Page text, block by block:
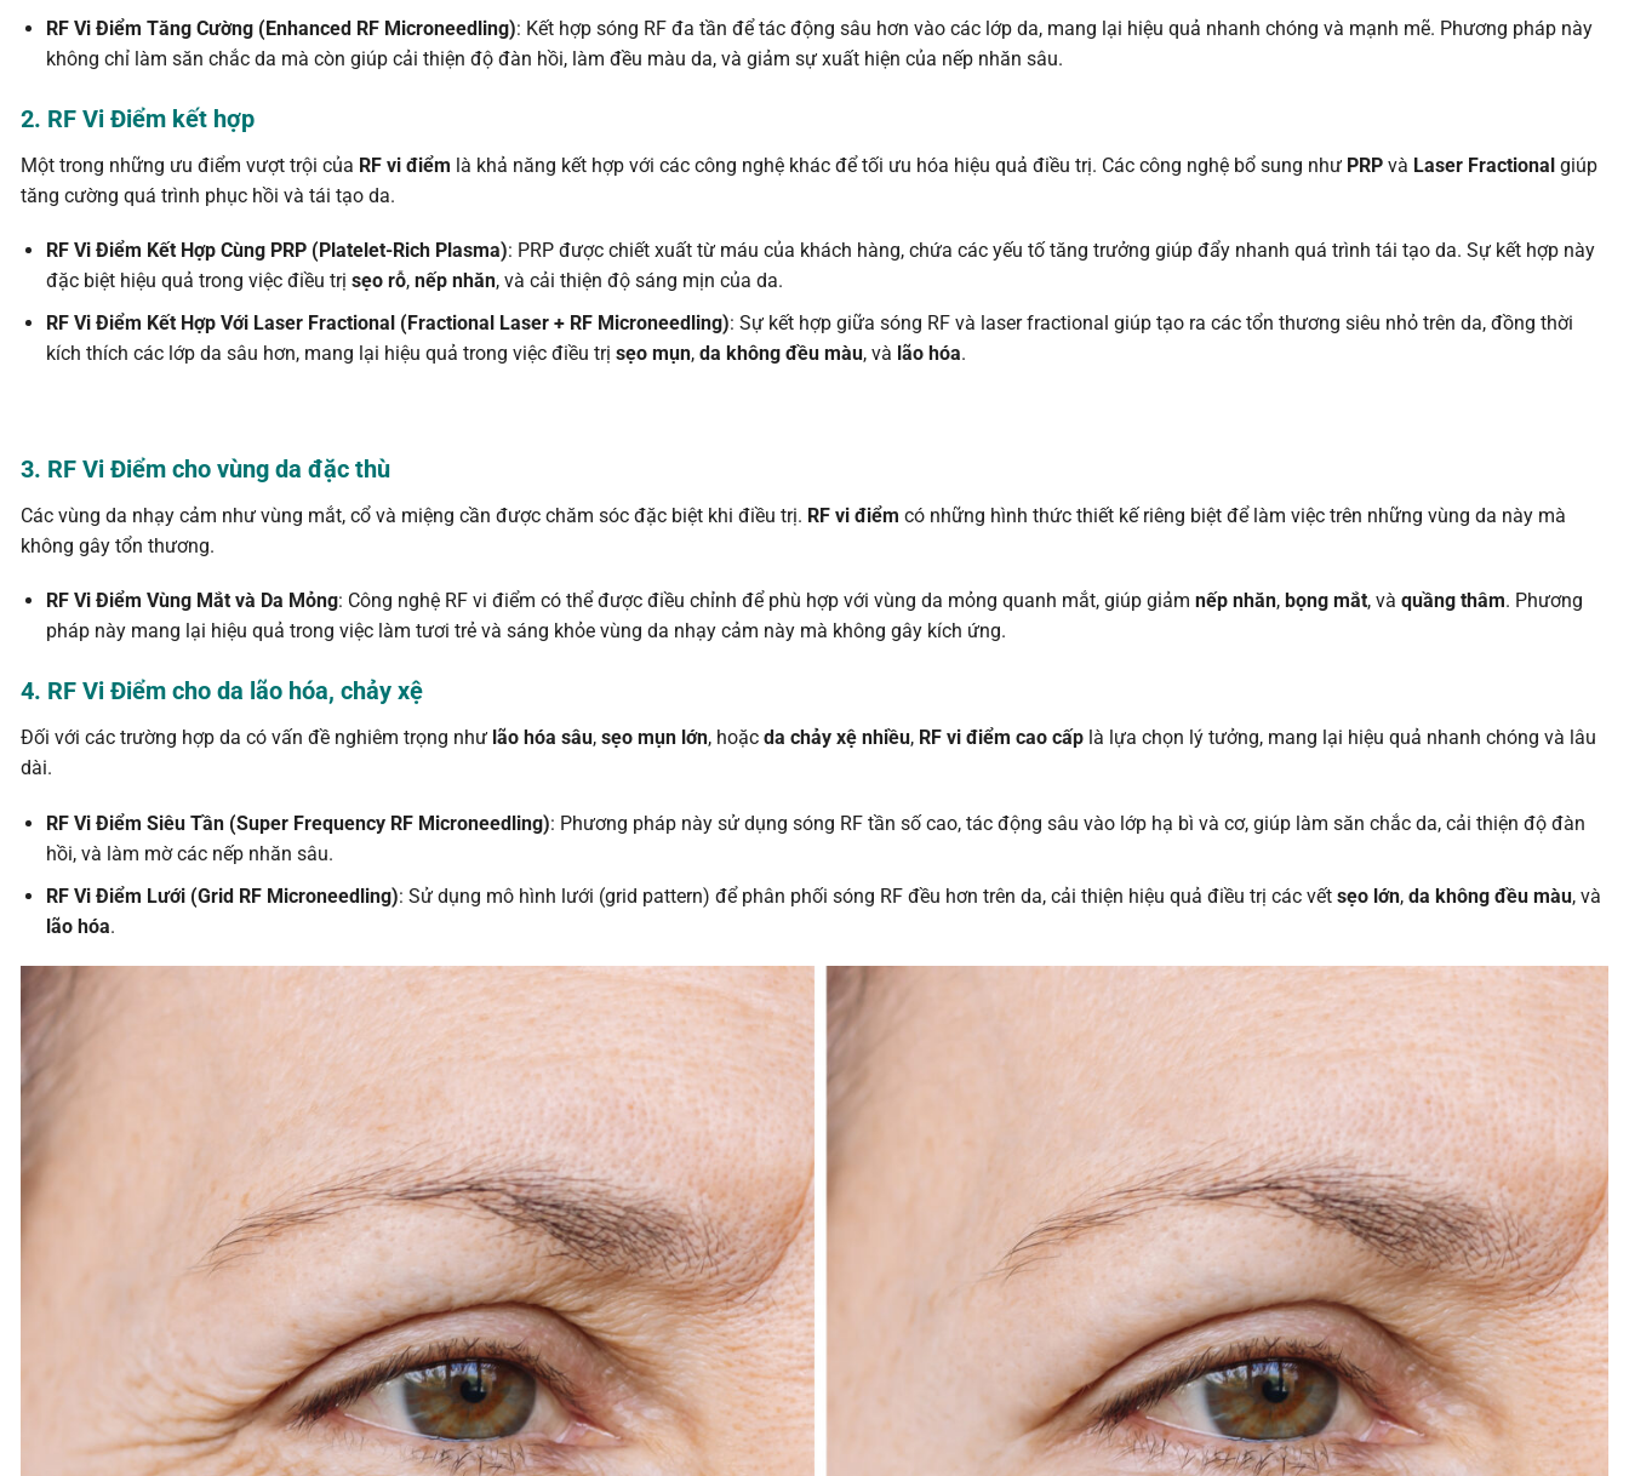
RF Vi Điểm Tăng Cường (Enhanced RF Microneedling): Kết hợp sóng RF đa tần để tác động sâu hơn vào các lớp da, mang lại hiệu quả nhanh chóng và mạnh mẽ. Phương pháp này
không chỉ làm săn chắc da mà còn giúp cải thiện độ đàn hồi, làm đều màu da, và giảm sự xuất hiện của nếp nhăn sâu.
2. RF Vi Điểm kết hợp
Một trong những ưu điểm vượt trội của RF vi điểm là khả năng kết hợp với các công nghệ khác để tối ưu hóa hiệu quả điều trị. Các công nghệ bổ sung như PRP và Laser Fractional giúp
tăng cường quá trình phục hồi và tái tạo da.
RF Vi Điểm Kết Hợp Cùng PRP (Platelet-Rich Plasma): PRP được chiết xuất từ máu của khách hàng, chứa các yếu tố tăng trưởng giúp đẩy nhanh quá trình tái tạo da. Sự kết hợp này
đặc biệt hiệu quả trong việc điều trị sẹo rỗ, nếp nhăn, và cải thiện độ sáng mịn của da.
RF Vi Điểm Kết Hợp Với Laser Fractional (Fractional Laser + RF Microneedling): Sự kết hợp giữa sóng RF và laser fractional giúp tạo ra các tổn thương siêu nhỏ trên da, đồng thời
kích thích các lớp da sâu hơn, mang lại hiệu quả trong việc điều trị sẹo mụn, da không đều màu, và lão hóa.
3. RF Vi Điểm cho vùng da đặc thù
Các vùng da nhạy cảm như vùng mắt, cổ và miệng cần được chăm sóc đặc biệt khi điều trị. RF vi điểm có những hình thức thiết kế riêng biệt để làm việc trên những vùng da này mà
không gây tổn thương.
RF Vi Điểm Vùng Mắt và Da Mỏng: Công nghệ RF vi điểm có thể được điều chỉnh để phù hợp với vùng da mỏng quanh mắt, giúp giảm nếp nhăn, bọng mắt, và quầng thâm. Phương
pháp này mang lại hiệu quả trong việc làm tươi trẻ và sáng khỏe vùng da nhạy cảm này mà không gây kích ứng.
4. RF Vi Điểm cho da lão hóa, chảy xệ
Đối với các trường hợp da có vấn đề nghiêm trọng như lão hóa sâu, sẹo mụn lớn, hoặc da chảy xệ nhiều, RF vi điểm cao cấp là lựa chọn lý tưởng, mang lại hiệu quả nhanh chóng và lâu
dài.
RF Vi Điểm Siêu Tần (Super Frequency RF Microneedling): Phương pháp này sử dụng sóng RF tần số cao, tác động sâu vào lớp hạ bì và cơ, giúp làm săn chắc da, cải thiện độ đàn
hồi, và làm mờ các nếp nhăn sâu.
RF Vi Điểm Lưới (Grid RF Microneedling): Sử dụng mô hình lưới (grid pattern) để phân phối sóng RF đều hơn trên da, cải thiện hiệu quả điều trị các vết sẹo lớn, da không đều màu, và
lão hóa.